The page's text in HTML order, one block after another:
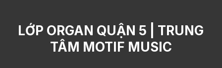
LỚP ORGAN QUẬN 5 | TRUNG
TÂM MOTIF MUSIC